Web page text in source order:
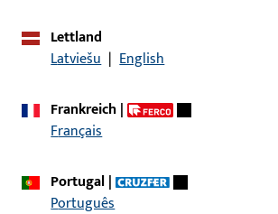
9 mm, Gesamthöhe / -tiefe 9 mm
9 mm, Gesamthöhe / -tiefe 9 mm
Lettland
Latviešu | English
Frankreich|
Français
Portugal|
Português